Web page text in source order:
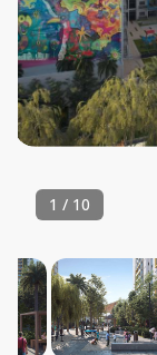
1 / 10